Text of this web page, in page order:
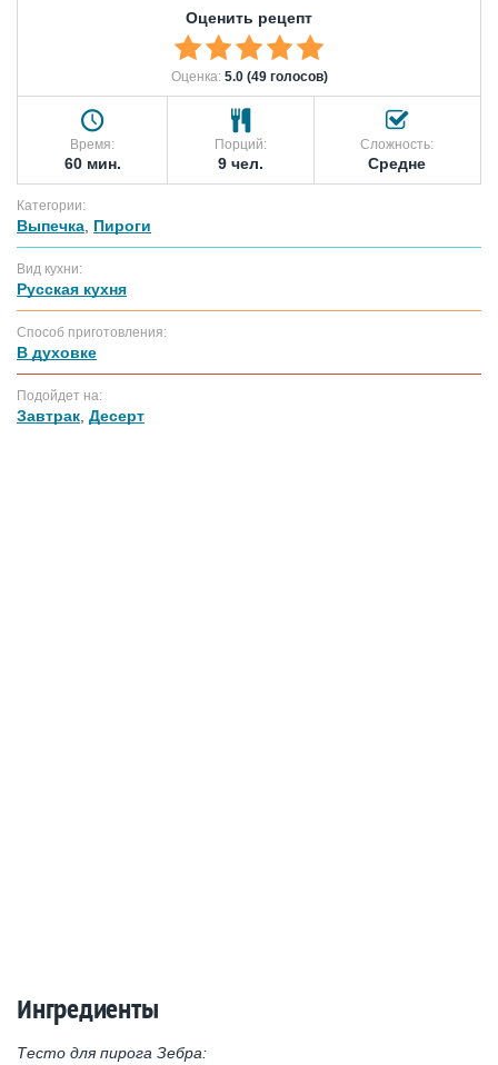
Оценить рецепт
Оценка: 5.0 (49 голосов)
Время:
60 мин.
Порций:
9 чел.
Сложность:
Средне
Категории:
Выпечка Пироги
Вид кухни:
Русская кухня
Способ приготовления:
В духовке
Подойдет на:
Завтрак Десерт
Ингредиенты
Тесто для пирога Зебра: